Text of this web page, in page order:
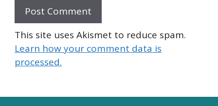
This site uses Akismet to reduce spam.
Learn how your comment data is
processed.